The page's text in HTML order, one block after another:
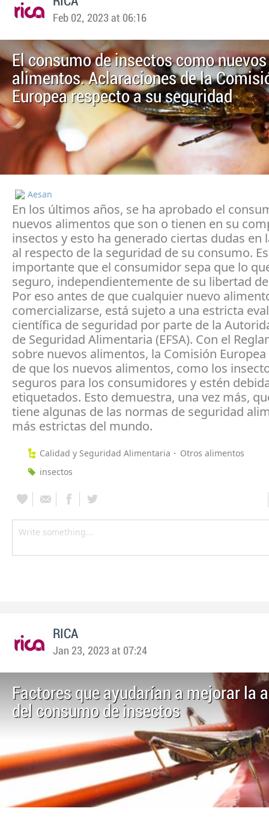
Feb 02, 2023 at 06:16
El consumo de insectos como nuevos
alimentos. Aclaraciones de la
Europea respecto a su seguridad
Aesan
En los últimos años, se ha aprobado el
nuevos alimentos que son o tienen en su
insectos y esto ha generado ciertas dudas en
al respecto de la seguridad de su consumo. Es
importante que el consumidor sepa que lo
seguro, independientemente de su libertad
Por eso antes de que cualquier nuevo
comercializarse, está sujeto a una estricta
científica de seguridad por parte de la
de Seguridad Alimentaria (EFSA). Con el
sobre nuevos alimentos, la Comisión
de que los nuevos alimentos, como los
seguros para los consumidores y estén
etiquetados. Esto demuestra, una vez más,
tiene algunas de las normas de seguridad
más estrictas del mundo.
Calidad y Seguridad Alimentaria
Otros alimentos
insectos
RICA
Jan 23, 2023 at 07:24
Factores que ayudarían a mejorar la
del consumo de insectos